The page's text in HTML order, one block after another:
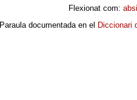
Flexionat com:
Paraula documentada en el Diccionari